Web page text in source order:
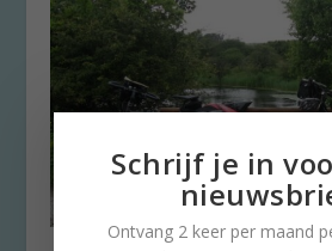
Schrijf je in
Ontvang 2 keer per maand